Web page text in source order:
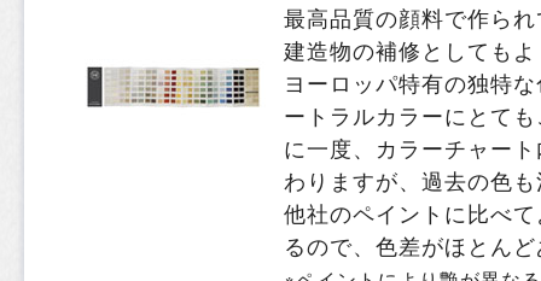
最高品質の顔料で作ら
建造物の補修としても
ヨーロッパ特有の独特
ートラルカラーにとて
に一度、カラーチャー
わりますが、過去の色
他社のペイントに比べ
るので、色差がほとん